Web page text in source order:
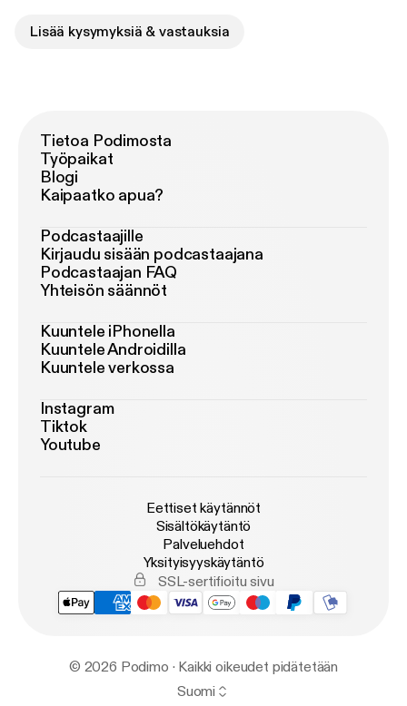
Lisää kysymyksiä & vastauksia
Tietoa Podimosta
Työpaikat
Blogi
Kaipaatko apua?
Podcastaajille
Kirjaudu sisään podcastaajana
Podcastaajan FAQ
Yhteisön säännöt
Kuuntele iPhonella
Kuuntele Androidilla
Kuuntele verkossa
Instagram
Tiktok
Youtube
Eettiset käytännöt
Sisältökäytäntö
Palveluehdot
Yksityisyyskäytäntö
SSL-sertifioitu sivu
© 2026 Podimo · Kaikki oikeudet pidätetään
Suomi